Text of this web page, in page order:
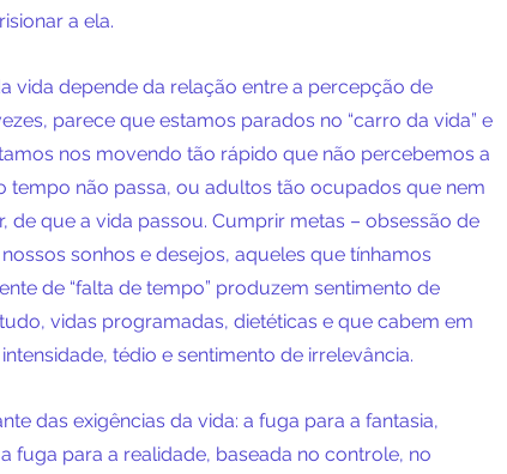
a ela.
vida depende da relação entre a percepção de
parece que estamos parados no “carro da vida” e
nos movendo tão rápido que não percebemos a
tempo não passa, ou adultos tão ocupados que nem
de que a vida passou. Cumprir metas – obsessão de
sonhos e desejos, aqueles que tínhamos
de “falta de tempo” produzem sentimento de
vidas programadas, dietéticas e que cabem em
tédio e sentimento de irrelevância.
das exigências da vida: a fuga para a fantasia,
fuga para a realidade, baseada no controle, no